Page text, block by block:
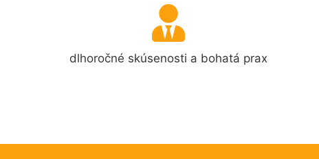
dlhoročné skúsenosti a bohatá prax